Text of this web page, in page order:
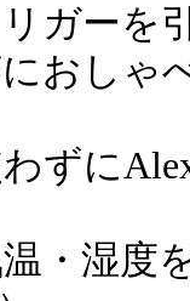
ガーを
おしゃ
ずに
・湿度